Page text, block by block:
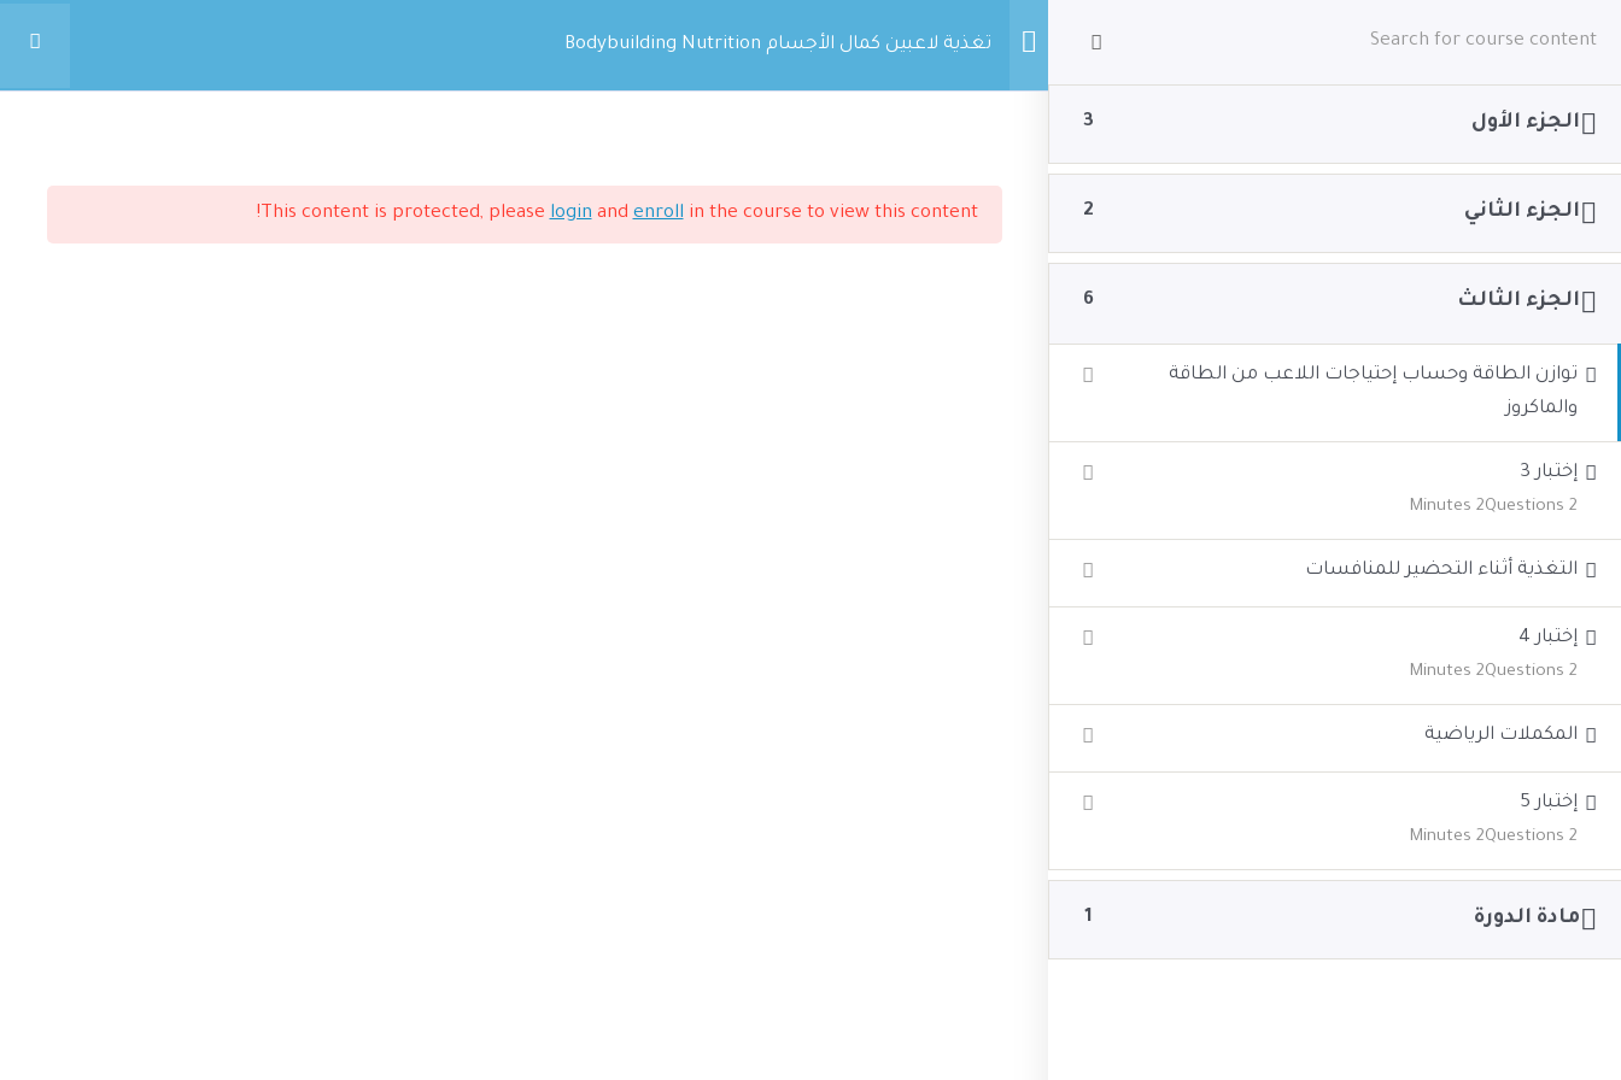
المحتوى
الرئيسية الكورسات اتصل بنا
الرئيسية تغذية لاعبين كمال الأجسام Bodybuilding Nutrition
تغذية لاعبين كمال الأجسام Bodybuilding Nutrition
الجزء الأول 3
الجزء الثاني 2
الجزء الثالث 6
توازن الطاقة وحساب إحتياجات اللاعب من الطاقة
والماكروز
إختبار 3
2 Minutes 2 Questions
التغذية أثناء التحضير للمنافسات
إختبار 4
2 Minutes 2 Questions
المكملات الرياضية
إختبار 5
2 Minutes 2 Questions
مادة الدورة 1
This content is protected, pleaseloginandenrollin the course to view this content!